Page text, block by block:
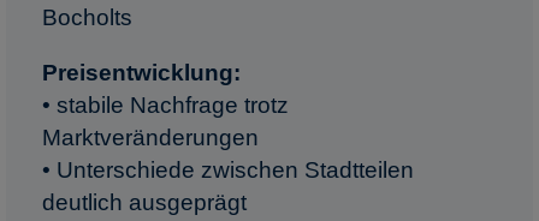
Bocholts
Preisentwicklung:
• stabile Nachfrage trotz
Marktveränderungen
• Unterschiede zwischen Stadtteilen
deutlich ausgeprägt